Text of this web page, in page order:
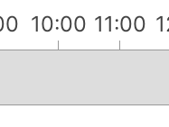
10:00 11:00